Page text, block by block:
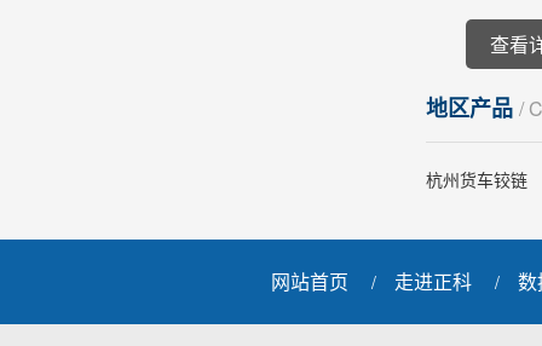
查看
地区产品 /
杭州货车铰链
网站首页 / 走进正科 / 数